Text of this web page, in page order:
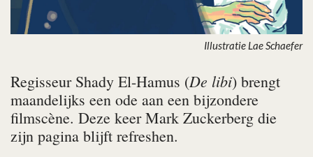
Illustratie Lae Schaefer
Regisseur Shady El-Hamus (De libi) brengt
maandelijks een ode aan een bijzondere
filmscène. Deze keer Mark Zuckerberg die
zijn pagina blijft refreshen.